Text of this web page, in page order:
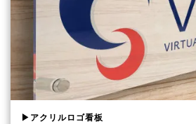
▶アクリルロゴ看板